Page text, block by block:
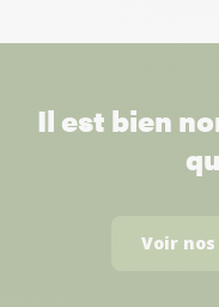
Il est bien
Voir